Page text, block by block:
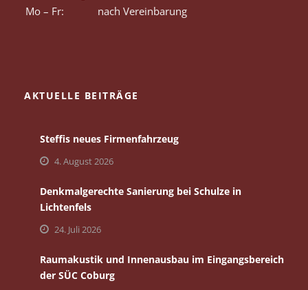
Mo – Fr:
nach Vereinbarung
AKTUELLE BEITRÄGE
Steffis neues Firmenfahrzeug
4. August 2026
Denkmalgerechte Sanierung bei Schulze in
Lichtenfels
24. Juli 2026
Raumakustik und Innenausbau im Eingangsbereich
der SÜC Coburg